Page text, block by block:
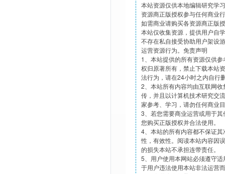
本站资源仅供本地编辑研究学
资源商正版授权参与任何商业
如需商业请购买各资源商正版
本站仅收集资源，提供用户自
不存在私自接受协助用户架设
运营资源行为。免责声明
1、本站提供的所有资源仅供
权归原著所有，禁止下载本站
法行为，请在24小时之内自行
2、本站所有内容均由互联网
传，并且以计算机技术研究交
家参考、学习，请勿任何商业
3、若您需要商业运营或用于
您购买正版授权并合法使用。
4、本站的所有内容都不保证
性，有效性。阅读本站内容因
的损失本站不承担连带责任。
5、用户使用本网站必须遵守
于用户违法使用本站非法运营